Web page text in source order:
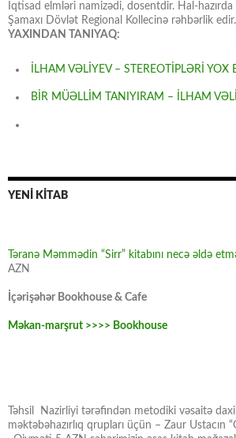
İqtisad elmləri namizədi, dosentdir. Hal-
Şamaxı Dövlət Regional Kollecinə rəhbərlik edir.
YAXINDAN TANIYAQ:
İLHAM VƏLİYEV – STEREOTİPLƏRİ
BİR MÜƏLLİM TANIYIRAM – İLHAM
YENİ KİTAB
Təranə Məmmədin “Sirr” kitabını necə əldə
AZN
İçərişəhər Bookhouse & Cafe
Məkan-marşrut >>>> Bookhouse
Təhsil Nazirliyi tərəfindən metodiki vəsaitə
məktəbəhazırlıq qrupları üçün – Zaur Ustacın